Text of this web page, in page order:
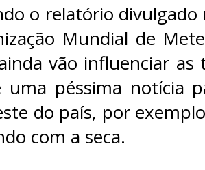
o relatório
Mundial de
vão influenciar
uma péssima notícia
do país, por
com a seca.